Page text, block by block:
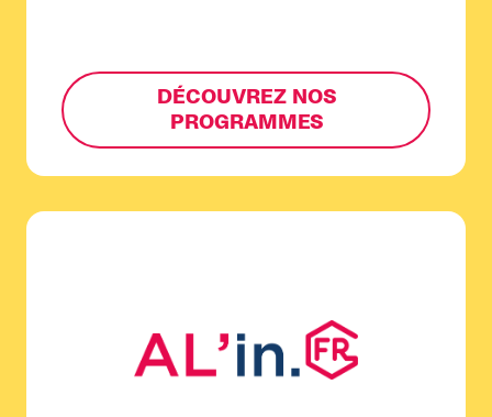
DÉCOUVREZ NOS
PROGRAMMES